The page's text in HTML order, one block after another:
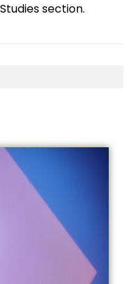
section.